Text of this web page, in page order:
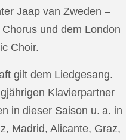
Jaap van Zweden –
und dem London
Choir.
gilt dem Liedgesang.
Klavierpartner
in dieser Saison u. a. in
Madrid, Alicante, Graz,